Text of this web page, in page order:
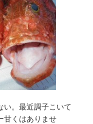
い。最近調子こいて
甘くはありませ